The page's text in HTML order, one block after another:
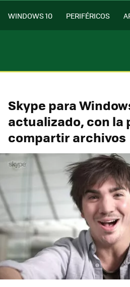
WINDOWS 10 PERIFÉRICOS
Skype para
actualizado, con la
compartir archivos